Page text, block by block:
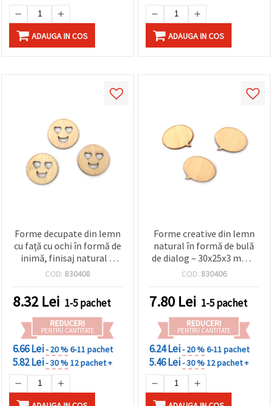
ADAUGA IN COS ADAUGA IN COS
Forme decupate din lemn
cu față cu ochi în formă de
inimă, finisaj natural –
30x3 mm – set 20 bucăți –
etichete cadou și idei
decorative
COD: 830408
8.32 Lei 1-5 pachet
REDUCERI
PENTRU CANTITATE
6.66 Lei- 20 %6-11 pachet
5.82 Lei- 30 %12 pachet +
Forme creative din lemn
natural în formă de bulă
de dialog – 30x25x3 mm –
Set 20 bucăți asortate –
scrapbooking și
decorațiuni DIY
personalizate
COD: 830406
7.80 Lei 1-5 pachet
REDUCERI
PENTRU CANTITATE
6.24 Lei- 20 %6-11 pachet
5.46 Lei- 30 %12 pachet +